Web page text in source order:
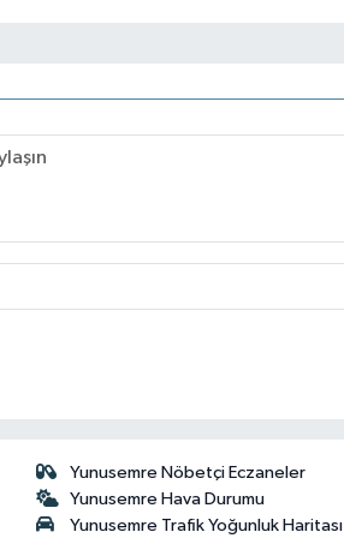
Yunusemre Nöbetçi Eczaneler
Yunusemre Hava Durumu
Yunusemre Trafik Yoğunluk Haritası